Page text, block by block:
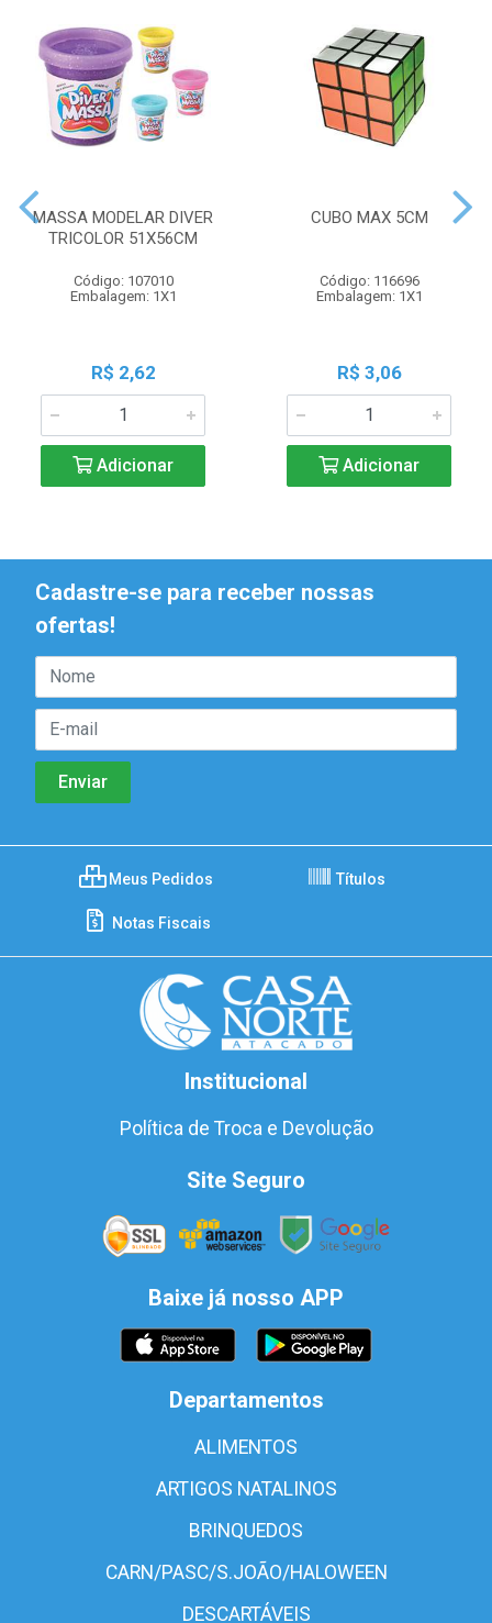
MASSA MODELAR DIVER
TRICOLOR 51X56CM
Código: 107010
Embalagem: 1X1
R$ 2,62
Adicionar
CUBO MAX 5CM
Código: 116696
Embalagem: 1X1
R$ 3,06
Adicionar
Cadastre-se para receber nossas
ofertas!
Meus Pedidos Títulos
Notas Fiscais
Institucional
Política de Troca e Devolução
Site Seguro
Baixe já nosso APP
Departamentos
ALIMENTOS
ARTIGOS NATALINOS
BRINQUEDOS
CARN/PASC/S.JOÃO/HALOWEEN
DESCARTÁVEIS